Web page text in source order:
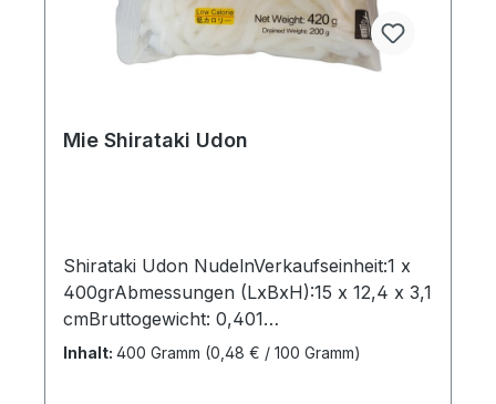
Mie Shirataki Udon
Shirataki Udon NudelnVerkaufseinheit:1 x
400grAbmessungen (LxBxH):15 x 12,4 x 3,1
cmBruttogewicht: 0,401
kgMarkenname:City
Inhalt: 400 Gramm (0,48 € / 100 Gramm)